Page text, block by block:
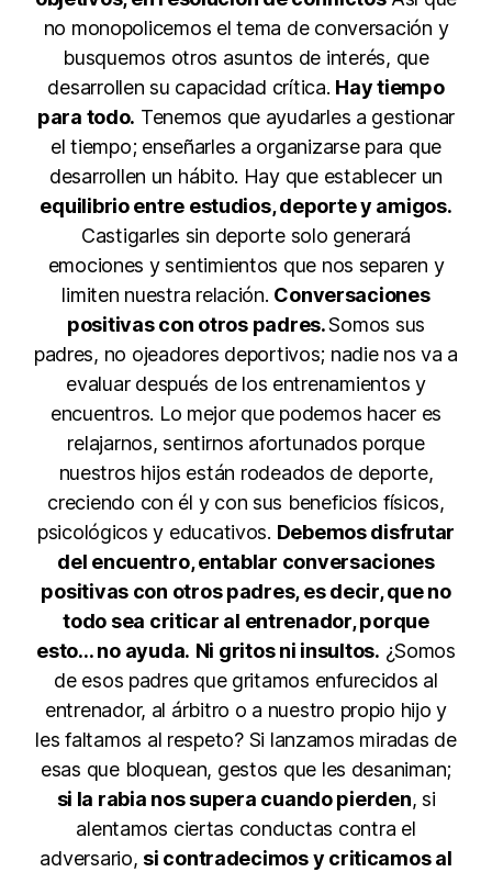
no monopolicemos el tema de conversación y
busquemos otros asuntos de interés, que
desarrollen su capacidad crítica. Hay tiempo
para todo. Tenemos que ayudarles a gestionar
el tiempo; enseñarles a organizarse para que
desarrollen un hábito. Hay que establecer un
equilibrio entre estudios, deporte y amigos.
Castigarles sin deporte solo generará
emociones y sentimientos que nos separen y
limiten nuestra relación. Conversaciones
positivas con otros padres.Somos sus
padres, no ojeadores deportivos; nadie nos va a
evaluar después de los entrenamientos y
encuentros. Lo mejor que podemos hacer es
relajarnos, sentirnos afortunados porque
nuestros hijos están rodeados de deporte,
creciendo con él y con sus beneficios físicos,
psicológicos y educativos. Debemos disfrutar
del encuentro, entablar conversaciones
positivas con otros padres, es decir, que no
todo sea criticar al entrenador, porque
esto… no ayuda. Ni gritos ni insultos. ¿Somos
de esos padres que gritamos enfurecidos al
entrenador, al árbitro o a nuestro propio hijo y
les faltamos al respeto? Si lanzamos miradas de
esas que bloquean, gestos que les desaniman;
si la rabia nos supera cuando pierden, si
alentamos ciertas conductas contra el
adversario, si contradecimos y criticamos al